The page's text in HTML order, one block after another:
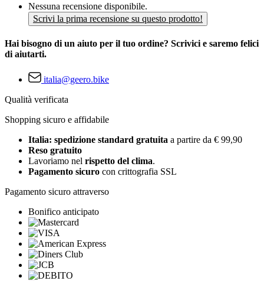
Nessuna recensione disponibile.
Scrivi la prima recensione su questo prodotto!
Hai bisogno di un aiuto per il tuo ordine? Scrivici e saremo felici
di aiutarti.
italia@geero.bike
Qualità verificata
Shopping sicuro e affidabile
Italia: spedizione standard gratuita a partire da € 99,90
Reso gratuito
Lavoriamo nel rispetto del clima.
Pagamento sicuro con crittografia SSL
Pagamento sicuro attraverso
Bonifico anticipato